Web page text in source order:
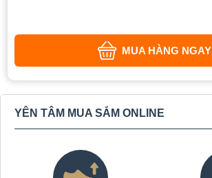
MUA HÀNG NGAY
YÊN TÂM MUA SẮM ONLINE